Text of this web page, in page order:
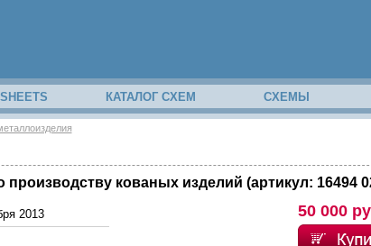
КАТАЛОГ СХЕМ СХЕМЫ
производству кованых изделий (артикул: 16494
50 000
2013